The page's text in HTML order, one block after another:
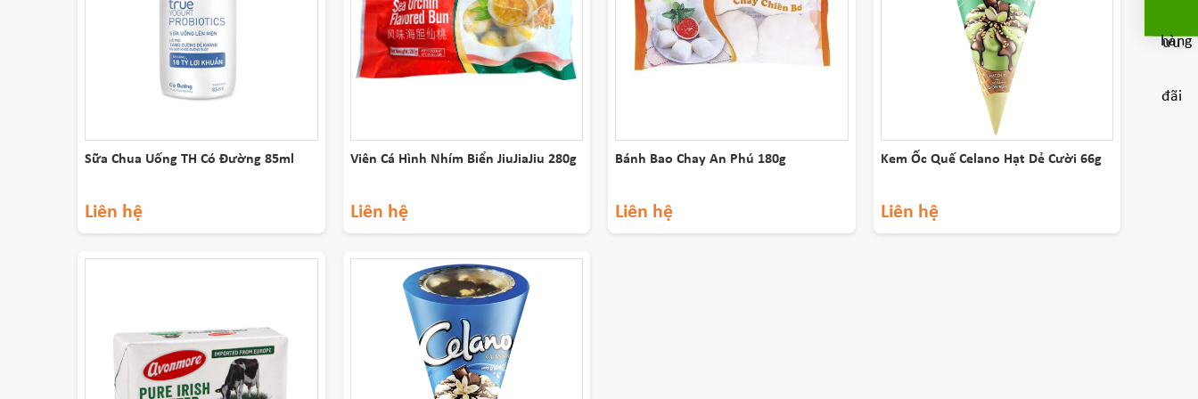
Sữa Chua Uống TH Có Đường 85ml
Liên hệ
Viên Cá Hình Nhím Biển JiuJiaJiu 280g
Liên hệ
Bánh Bao Chay An Phú 180g
Liên hệ
Kem Ốc Quế Celano Hạt Dẻ Cười 66g
Liên hệ